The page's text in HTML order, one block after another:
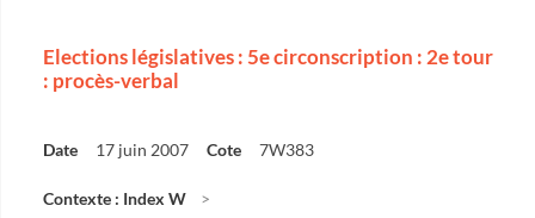
Elections législatives : 5e circonscription : 2e tour
: procès-verbal
Date 17 juin 2007 Cote 7W383
Contexte : Index W